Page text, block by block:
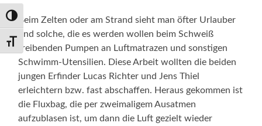
Umschalten auf hohe Kontraste
Schrift vergrößern
Beim Zelten oder am Strand sieht man öfter Urlauber
und solche, die es werden wollen beim Schweiß
treibenden Pumpen an Luftmatrazen und sonstigen
Schwimm-Utensilien. Diese Arbeit wollten die beiden
jungen Erfinder Lucas Richter und Jens Thiel
erleichtern bzw. fast abschaffen. Heraus gekommen ist
die Fluxbag, die per zweimaligem Ausatmen
aufzublasen ist, um dann die Luft gezielt wieder